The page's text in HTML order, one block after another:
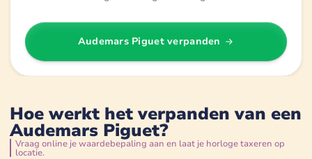
Audemars Piguet verpanden
Hoe werkt het verpanden van een
Audemars Piguet?
Vraag online je waardebepaling aan en laat je horloge taxeren op
locatie.